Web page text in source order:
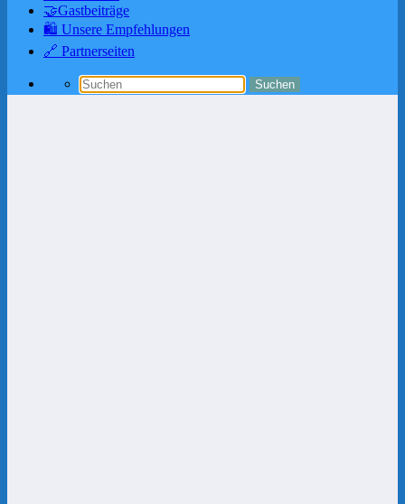
🤝Gastbeiträge
🛍️ Unsere Empfehlungen
🔗 Partnerseiten